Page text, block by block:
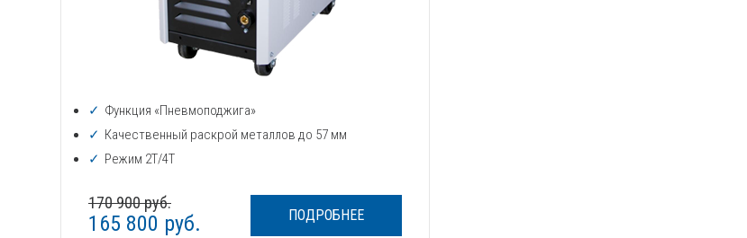
Функция «Пневмоподжига»
Качественный раскрой металлов до 57 мм
Режим 2Т/4Т
170 900 руб.
165 800 руб. ПОДРОБНЕЕ